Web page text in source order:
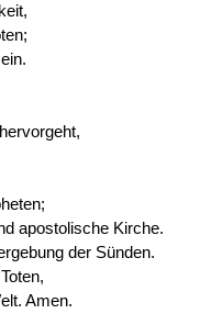
apostolische Kirche.
der Sünden.
Amen.